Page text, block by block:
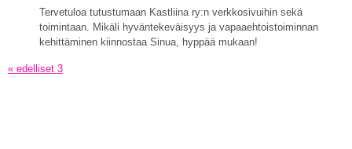
Tervetuloa tutustumaan Kastliina ry:n verkkosivuihin sekä
toimintaan. Mikäli hyväntekeväisyys ja vapaaehtoistoiminnan
kehittäminen kiinnostaa Sinua, hyppää mukaan!
« edelliset 3